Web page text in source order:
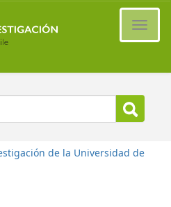
de la Universidad de